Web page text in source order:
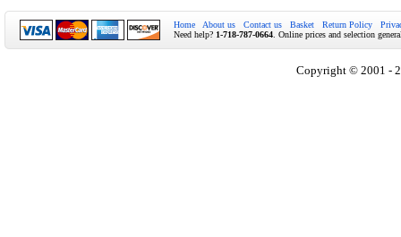
Home About us Contact us Basket Return Policy
Need help? 1-718-787-0664 . Online prices and selection
Copyright © 2001 -